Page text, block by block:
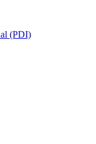
(PDI)